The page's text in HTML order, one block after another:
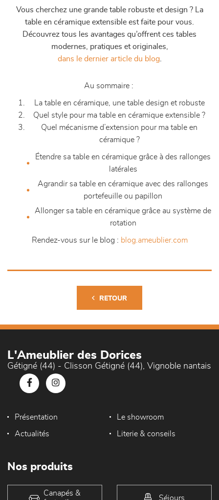
Vous cherchez une grande table robuste et design ? La
table en céramique extensible est faite pour vous.
Découvrez tous les avantages qu’offrent ces tables
modernes, pratiques et originales,
dans le dernier article du blog.
Au sommaire :
La table en céramique, une table design et robuste
Quel style pour ma table en céramique extensible ?
Quel mécanisme d’extension pour ma table en
céramique ?
Étendre sa table en céramique grâce à des rallonges
latérales
Agrandir sa table en céramique avec des rallonges
portefeuille ou papillon
Allonger sa table en céramique grâce au système de
rotation
Rendez-vous sur le blog : blog.ameublier.com
RETOUR
L'Ameublier des Dorices
Gétigné (44) - Clisson Gétigné (44), Vignoble nantais
Présentation Le showroom
Actualités Literie & conseils
Nos produits
Canapés &
Séjours